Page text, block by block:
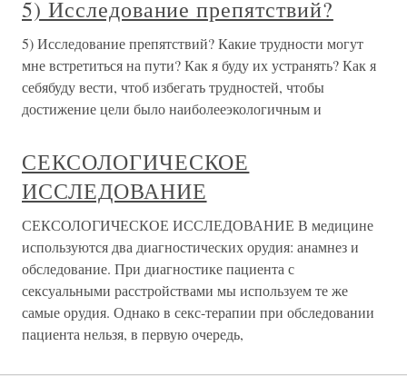
5) Исследование препятствий?
5) Исследование препятствий? Какие трудности могут
мне встретиться на пути? Как я буду их устранять? Как я
себябуду вести, чтоб избегать трудностей, чтобы
достижение цели было наиболееэкологичным и
СЕКСОЛОГИЧЕСКОЕ
ИССЛЕДОВАНИЕ
СЕКСОЛОГИЧЕСКОЕ ИССЛЕДОВАНИЕ В медицине
используются два диагностических орудия: анамнез и
обследование. При диагностике пациента с
сексуальными расстройствами мы используем те же
самые орудия. Однако в секс-терапии при обследовании
пациента нельзя, в первую очередь,